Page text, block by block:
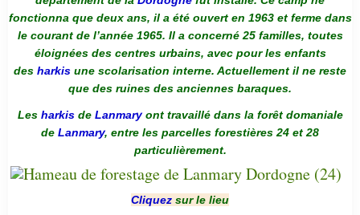
fonctionna que deux ans, il a été ouvert en 1963 et ferme dans
le courant de l’année 1965. Il a concerné 25 familles, toutes
éloignées des centres urbains, avec pour les enfants
des harkis une scolarisation interne. Actuellement il ne reste
que des ruines des anciennes baraques.
Les harkis de Lanmaryont travaillé dans la forêt domaniale
de Lanmary, entre les parcelles forestières 24 et 28
particulièrement.
Cliquez sur le lieu